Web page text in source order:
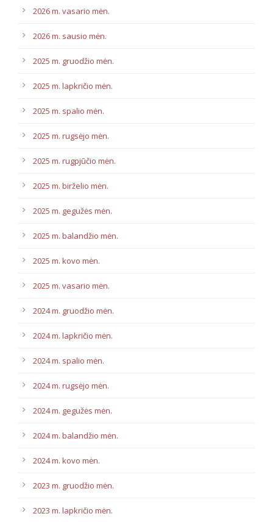
2026 m. vasario mėn.
2026 m. sausio mėn.
2025 m. gruodžio mėn.
2025 m. lapkričio mėn.
2025 m. spalio mėn.
2025 m. rugsėjo mėn.
2025 m. rugpjūčio mėn.
2025 m. birželio mėn.
2025 m. gegužės mėn.
2025 m. balandžio mėn.
2025 m. kovo mėn.
2025 m. vasario mėn.
2024 m. gruodžio mėn.
2024 m. lapkričio mėn.
2024 m. spalio mėn.
2024 m. rugsėjo mėn.
2024 m. gegužės mėn.
2024 m. balandžio mėn.
2024 m. kovo mėn.
2023 m. gruodžio mėn.
2023 m. lapkričio mėn.